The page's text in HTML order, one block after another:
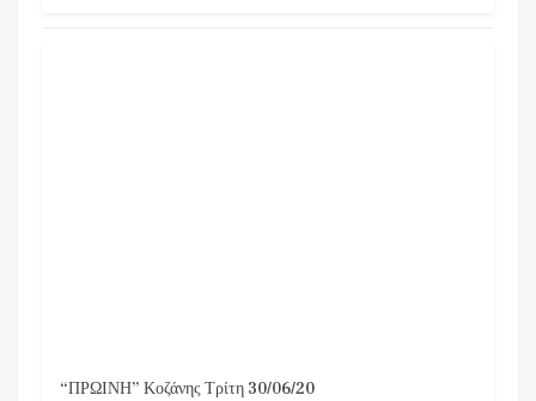
“ΠΡΩΙΝΗ” Κοζάνης Τρίτη 30/06/20